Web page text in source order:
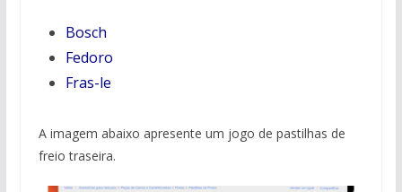
Bosch
Fedoro
Fras-le
A imagem abaixo apresente um jogo de pastilhas de
freio traseira.